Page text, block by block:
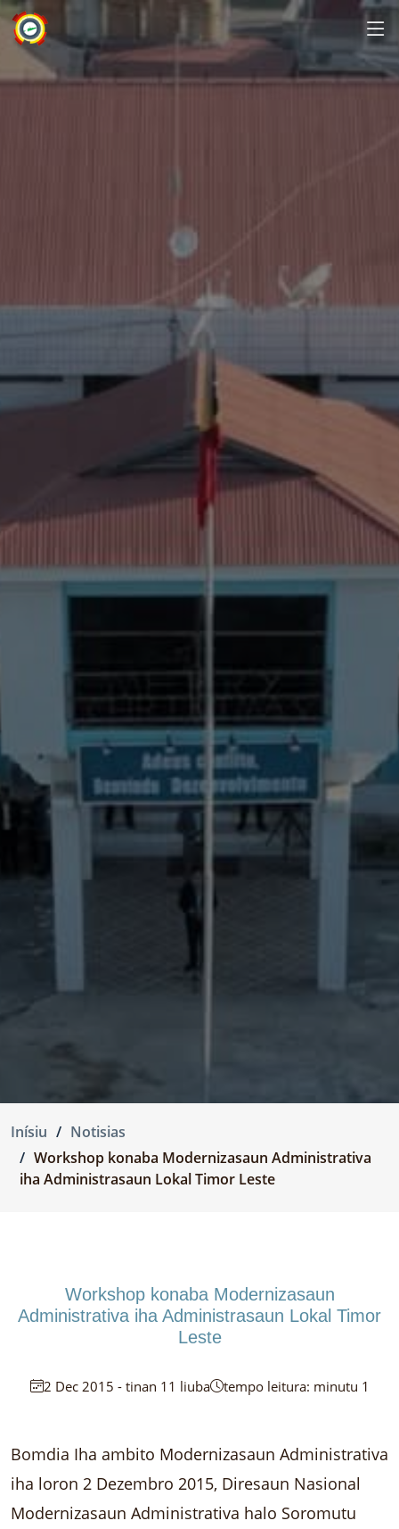
Inísiu
Notisias
Workshop konaba Modernizasaun Administrativa
iha Administrasaun Lokal Timor Leste
Workshop konaba Modernizasaun
Administrativa iha Administrasaun Lokal Timor
Leste
2 Dec 2015 - tinan 11 liuba tempo leitura: minutu 1
Bomdia Iha ambito Modernizasaun Administrativa
iha loron 2 Dezembro 2015, Diresaun Nasional
Modernizasaun Administrativa halo Soromutu